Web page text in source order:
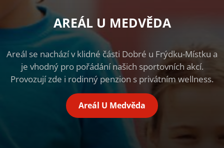
AREÁL U MEDVĚDA
Areál se nachází v klidné části Dobré u Frýdku-Místku a
je vhodný pro pořádání našich sportovních akcí.
Provozují zde i rodinný penzion s privátním wellness.
Areál U Medvěda